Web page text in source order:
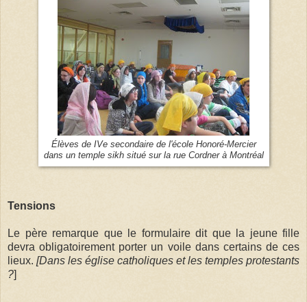
Élèves de IVe secondaire de l'école Honoré-Mercier
dans un temple sikh situé sur la rue Cordner à Montréal
Tensions
Le père remarque que le formulaire dit que la jeune fille
devra obligatoirement porter un voile dans certains de ces
lieux. [Dans les église catholiques et les temples protestants
?]